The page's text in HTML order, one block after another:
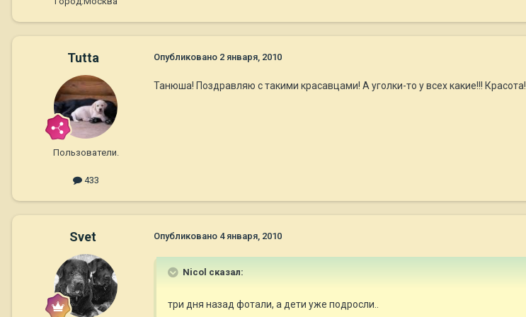
Tutta
Пользователи.
433
Опубликовано 2 января, 2010
Танюша! Поздравляю с такими красавцами! А уголки-то у всех какие!!! Красота!
Svet Опубликовано 4 января, 2010
Nicol сказал:
три дня назад фотали, а дети уже подросли..